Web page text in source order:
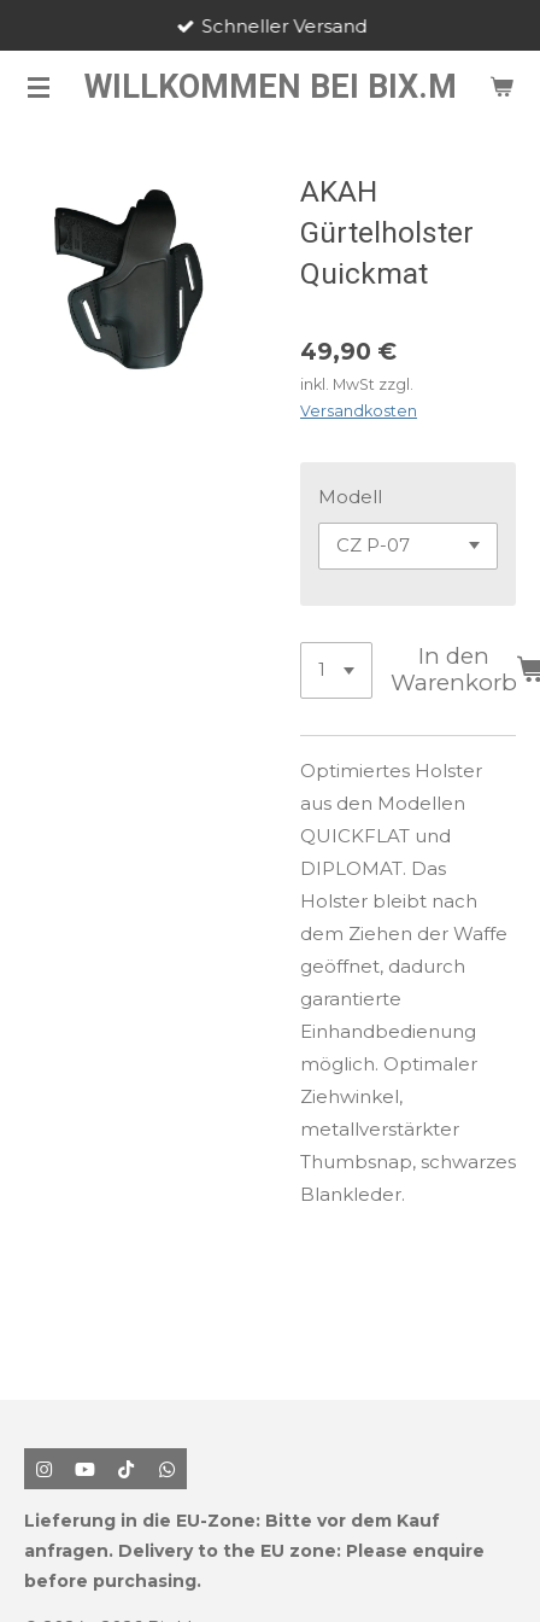
springen WILLKOMMEN BEI BIX.M
Schneller Versand
AKAH
Gürtelholster
Quickmat
49,90 €
inkl. MwSt zzgl.
Versandkosten
Modell
In den
Warenkorb
Optimiertes Holster
aus den Modellen
QUICKFLAT und
DIPLOMAT. Das
Holster bleibt nach
dem Ziehen der Waffe
ge­öffnet, dadurch
garantierte
Einhandbedienung
möglich. Opti­maler
Ziehwinkel,
metallverstärkter
Thumb­snap, schwarzes
Blankleder.
I
n
t
a
r
Y
o
T
u
e
T
i
k
T
o
W
h
t
s
p
Lieferung in die EU-Zone: Bitte vor dem Kauf
anfragen. Delivery to the EU zone: Please enquire
before purchasing.